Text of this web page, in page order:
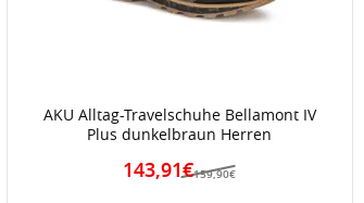
AKU Alltag-Travelschuhe Bellamont IV
Plus dunkelbraun Herren
159,90€
143,91€